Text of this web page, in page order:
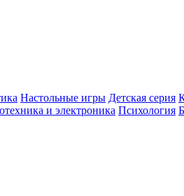
Настольные игры Детская серия
и электроника Психология